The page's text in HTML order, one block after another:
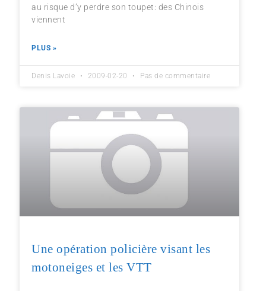
au risque d’y perdre son toupet: des Chinois
viennent
PLUS »
Denis Lavoie 2009-02-20 Pas de commentaire
Une opération policière visant les
motoneiges et les VTT